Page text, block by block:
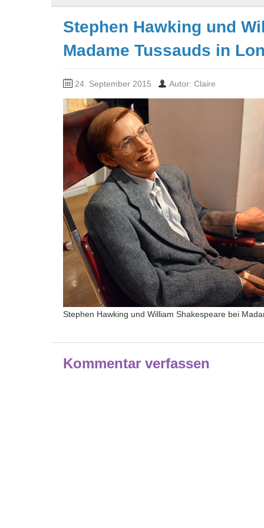
Stephen Hawking und
Madame Tussauds in
24. September 2015 Autor: Claire
Stephen Hawking und William Shakespeare bei
Kommentar verfassen